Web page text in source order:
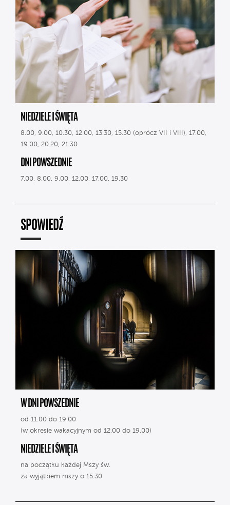
NIEDZIELE I ŚWIĘTA
8.00, 9.00, 10.30, 12.00, 13.30, 15.30 (oprócz VII i VIII), 17.00,
19.00, 20.20, 21.30
DNI POWSZEDNIE
7.00, 8.00, 9.00, 12.00, 17.00, 19.30
SPOWIEDŹ
W DNI POWSZEDNIE
od 11.00 do 19.00
(w okresie wakacyjnym od 12.00 do 19.00)
NIEDZIELE I ŚWIĘTA
na początku każdej Mszy św.
za wyjątkiem mszy o 15.30